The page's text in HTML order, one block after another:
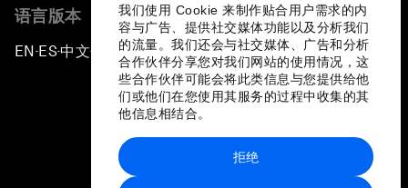
我们使用 Cookie 来制作贴合用户需求的内
容与广告、提供社交媒体功能以及分析我们
的流量。我们还会与社交媒体、广告和分析
合作伙伴分享您对我们网站的使用情况，这
些合作伙伴可能会将此类信息与您提供给他
们或他们在您使用其服务的过程中收集的其
他信息相结合。
拒绝
语言版本
EN ▪ES▪中文▪ 日本語